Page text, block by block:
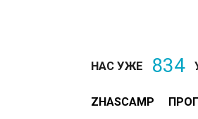
НАС УЖЕ 834
ZHASCAMP